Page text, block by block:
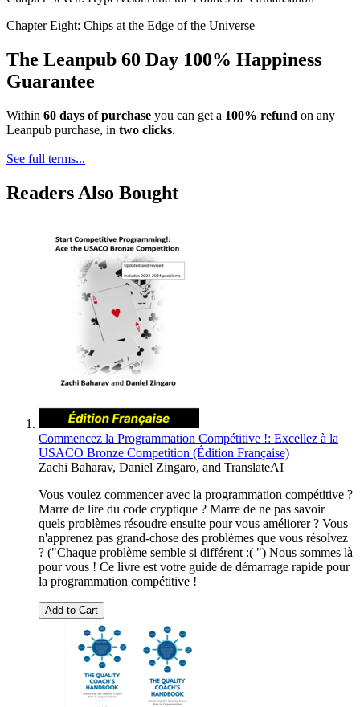
Chapter Eight: Chips at the Edge of the Universe
The Leanpub 60 Day 100% Happiness
Guarantee
Within 60 days of purchase you can get a 100% refund on any
Leanpub purchase, in two clicks.
See full terms...
Readers Also Bought
Commencez la Programmation Compétitive !: Excellez à la
USACO Bronze Competition (Édition Française)
Zachi Baharav, Daniel Zingaro, and TranslateAI
Vous voulez commencer avec la programmation compétitive ?
Marre de lire du code cryptique ? Marre de ne pas savoir
quels problèmes résoudre ensuite pour vous améliorer ? Vous
n'apprenez pas grand-chose des problèmes que vous résolvez
? ("Chaque problème semble si différent :( ") Nous sommes là
pour vous ! Ce livre est votre guide de démarrage rapide pour
la programmation compétitive !
Add to Cart